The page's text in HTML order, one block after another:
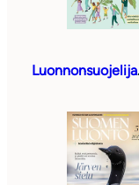
Luonnonsuojelija